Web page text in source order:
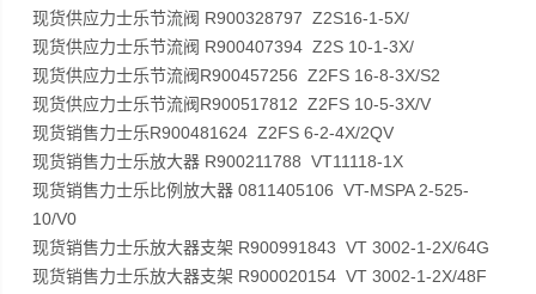
现货供应力士乐节流阀 R900328797 Z2S16-1-5X/
现货供应力士乐节流阀 R900407394 Z2S 10-1-3X/
现货供应力士乐节流阀R900457256 Z2FS 16-8-3X/S2
现货供应力士乐节流阀R900517812 Z2FS 10-5-3X/V
现货销售力士乐R900481624 Z2FS 6-2-4X/2QV
现货销售力士乐放大器 R900211788 VT11118-1X
现货销售力士乐比例放大器 0811405106 VT-MSPA 2-525-
10/V0
现货销售力士乐放大器支架 R900991843 VT 3002-1-2X/64G
现货销售力士乐放大器支架 R900020154 VT 3002-1-2X/48F